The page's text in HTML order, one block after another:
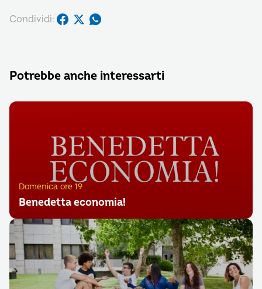
Condividi:
Potrebbe anche interessarti
Domenica ore 19
Benedetta economia!